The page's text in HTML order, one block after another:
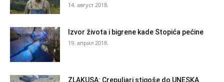
14. август 2018.
Izvor života i bigrene kade Stopića pećine
19. април 2018.
ZLAKUSA: Crepuljari stigoše do UNESKA